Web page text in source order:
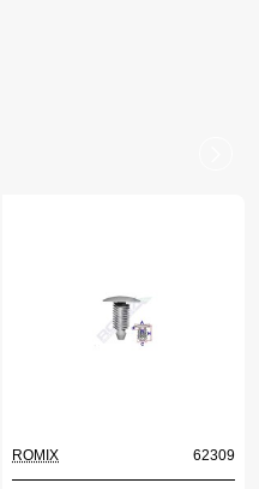
ROMIX 62309